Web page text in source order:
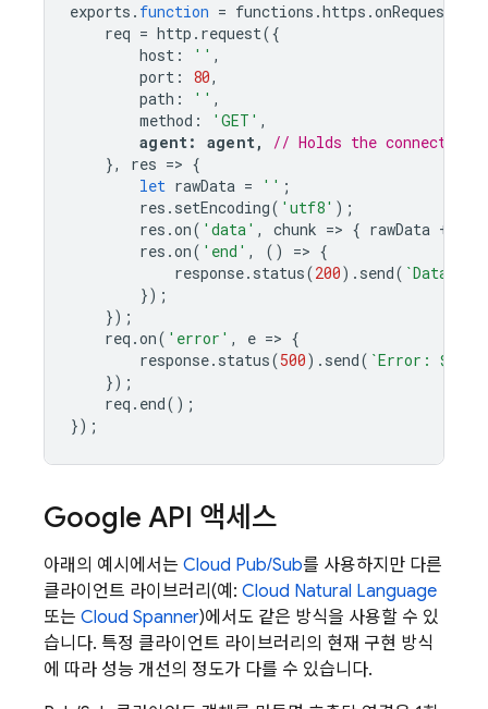
exports . function = functions .https .onRequest
req = http . request({
host : ' ' ,
port : 80,
path : ' ' ,
method : 'GET' ,
agent: agent,
// Holds the
},
res => {
let rawData = '' ;
res . setEncoding( 'utf8' );
res .on( 'data' , chunk => { rawData +=
res .on( 'end' , () => {
response. status(200). send( `Data:
});
});
req .on( 'error' , e => {
response. status(500). send( `Error: ${
});
req . end();
});
Google API 액세스
아래의 예시에서는 Cloud Pub/Sub를 사용하지만 다른
클라이언트 라이브러리(예: Cloud Natural Language
또는 Cloud Spanner)에서도 같은 방식을 사용할 수 있
습니다. 특정 클라이언트 라이브러리의 현재 구현 방식
에 따라 성능 개선의 정도가 다를 수 있습니다.